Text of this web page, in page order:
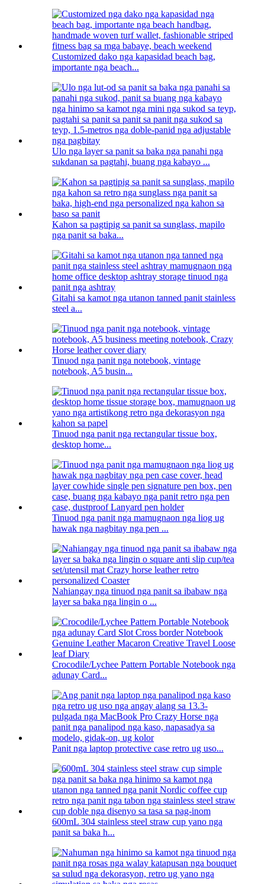
Customized dako nga kapasidad beach bag,
importante nga beach...
Ulo nga layer sa panit sa baka nga panahi nga
sukdanan sa pagtahi, buang nga kabayo ...
Kahon sa pagtipig sa panit sa sunglass, mapilo
nga panit sa baka...
Gitahi sa kamot nga utanon tanned panit stainless
steel a...
Tinuod nga panit nga notebook, vintage
notebook, A5 busin...
Tinuod nga panit nga rectangular tissue box,
desktop home...
Tinuod nga panit nga mamugnaon nga liog ug
hawak nga nagbitay nga pen ...
Nahiangay nga tinuod nga panit sa ibabaw nga
layer sa baka nga lingin o ...
Crocodile/Lychee Pattern Portable Notebook nga
adunay Card...
Panit nga laptop protective case retro ug uso...
600mL 304 stainless steel straw cup yano nga
panit sa baka h...